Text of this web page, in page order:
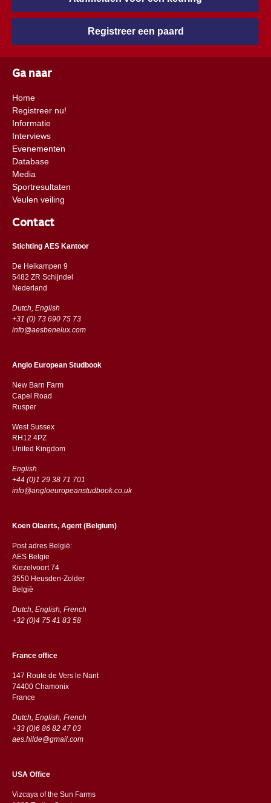
Registreer een paard
Ga naar
Home
Registreer nu!
Informatie
Interviews
Evenementen
Database
Media
Sportresultaten
Veulen veiling
Contact
Stichting AES Kantoor
De Heikampen 9
5482 ZR Schijndel
​​Nederland
Dutch, English
+31 (0) 73 690 75 73
info@aesbenelux.com
Anglo European Studbook
New Barn Farm
Capel Road
​​Rusper
West Sussex
RH12 4PZ
​​United Kingdom
English
+44 (0)1 29 38 71 701
info@angloeuropeanstudbook.co.uk
Koen Olaerts, Agent (Belgium)
Post adres België:
AES Belgie
Kiezelvoort 74
3550 Heusden-Zolder
België
Dutch, English, French
+32 (0)4 75 41 83 58
France office
147 Route de Vers le Nant
74400 Chamonix
France
Dutch, English, French
+33 (0)6 86 82 47 03
aes.hilde@gmail.com
USA Office
Vizcaya of the Sun Farms